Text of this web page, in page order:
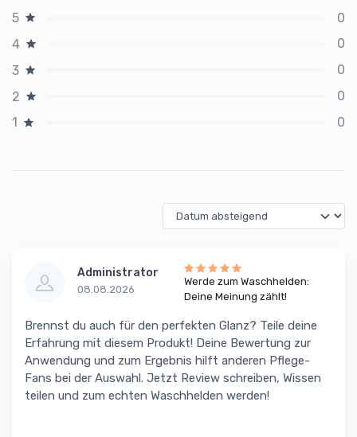
5
0
4
0
3
0
2
0
1
0
Administrator
08.08.2026
Werde zum Waschhelden:
Deine Meinung zählt!
Brennst du auch für den perfekten Glanz? Teile deine
Erfahrung mit diesem Produkt! Deine Bewertung zur
Anwendung und zum Ergebnis hilft anderen Pflege-
Fans bei der Auswahl. Jetzt Review schreiben, Wissen
teilen und zum echten Waschhelden werden!